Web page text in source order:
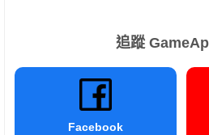
追蹤
Facebook